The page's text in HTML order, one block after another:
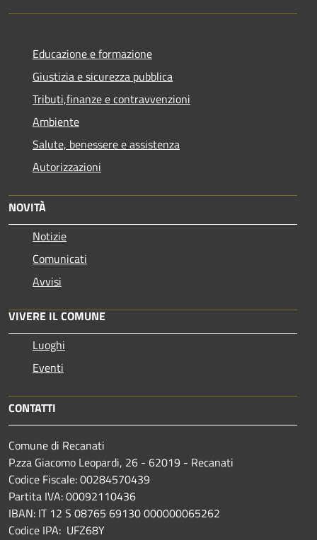
Educazione e formazione
Giustizia e sicurezza pubblica
Tributi,finanze e contravvenzioni
Ambiente
Salute, benessere e assistenza
Autorizzazioni
NOVITÀ
Notizie
Comunicati
Avvisi
VIVERE IL COMUNE
Luoghi
Eventi
CONTATTI
Comune di Recanati
P.zza Giacomo Leopardi, 26 - 62019 - Recanati
Codice Fiscale: 00284570439
Partita IVA: 00092110436
IBAN: IT 12 S 08765 69130 000000065262
Codice IPA: UFZ68Y